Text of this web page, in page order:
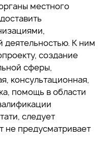
местного
К ним
создание
сферы,
консультационная,
помощь в области
следует
не предусматривает